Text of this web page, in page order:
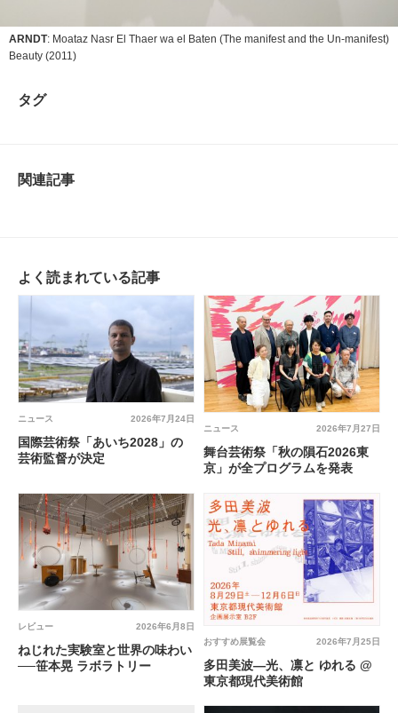
ARNDT: Moataz Nasr El Thaer wa el Baten (The manifest and the Un-manifest)
Beauty (2011)
タグ
関連記事
よく読まれている記事
2026年7月24日
ニュース
国際芸術祭「あいち2028」の
芸術監督が決定
2026年7月27日
ニュース
舞台芸術祭「秋の隕石2026東
京」が全プログラムを発表
2026年6月8日
レビュー
ねじれた実験室と世界の味わい
──笹本晃 ラボラトリー
2026年7月25日
おすすめ展覧会
多田美波―光、凛と ゆれる @
東京都現代美術館